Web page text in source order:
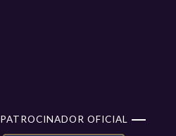
PATROCINADOR OFICIAL